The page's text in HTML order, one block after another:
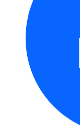
Zinnia Prachtmischung
Strohblume Zwerg-